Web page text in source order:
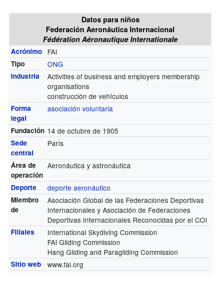
Datos para niños
Federación Aeronáutica Internacional
Fédération Aéronautique Internationale
Acrónimo FAI
Tipo ONG
Industria
Activities of business and employers membership
organisations
construcción de vehículos
Forma
legal
asociación voluntaria
Fundación 14 de octubre de 1905
Sede
central
París
Área de
operación
Aeronáutica y astronáutica
Deporte deporte aeronáutico
Miembro
de
Asociación Global de las Federaciones Deportivas
Internacionales y Asociación de Federaciones
Deportivas Internacionales Reconocidas por el COI
Filiales
International Skydiving Commission
FAI Gliding Commission
Hang Gliding and Paragliding Commission
Sitio web www.fai.org